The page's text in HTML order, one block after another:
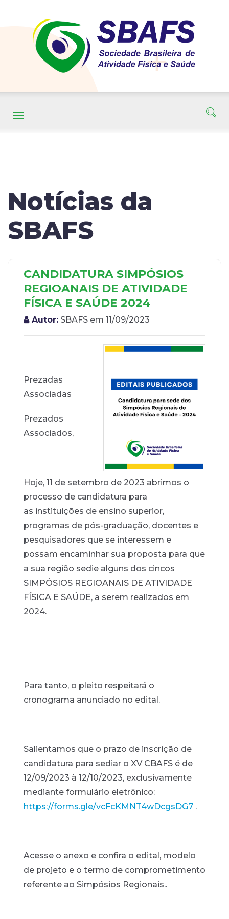
Notícias da
SBAFS
CANDIDATURA SIMPÓSIOS
REGIOANAIS DE ATIVIDADE
FÍSICA E SAÚDE 2024
Autor: SBAFS em 11/09/2023
Prezadas
Associadas
Prezados
Associados,
Hoje, 11 de setembro de 2023 abrimos o
processo de candidatura para
as instituições de ensino superior,
programas de pós-graduação, docentes e
pesquisadores que se interessem e
possam encaminhar sua proposta para que
a sua região sedie alguns dos cincos
SIMPÓSIOS REGIOANAIS DE ATIVIDADE
FÍSICA E SAÚDE, a serem realizados em
2024.
Para tanto, o pleito respeitará o
cronograma anunciado no edital.
Salientamos que o prazo de inscrição de
candidatura para sediar o XV CBAFS é de
12/09/2023 à 12/10/2023, exclusivamente
mediante formulário eletrônico:
https://forms.gle/vcFcKMNT4wDcgsDG7 .
Acesse o anexo e confira o edital, modelo
de projeto e o termo de comprometimento
referente ao Simpósios Regionais..